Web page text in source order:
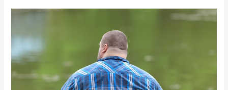
Obesidade
Urológica:
Entenda
Conexão
e
Como
Lidar